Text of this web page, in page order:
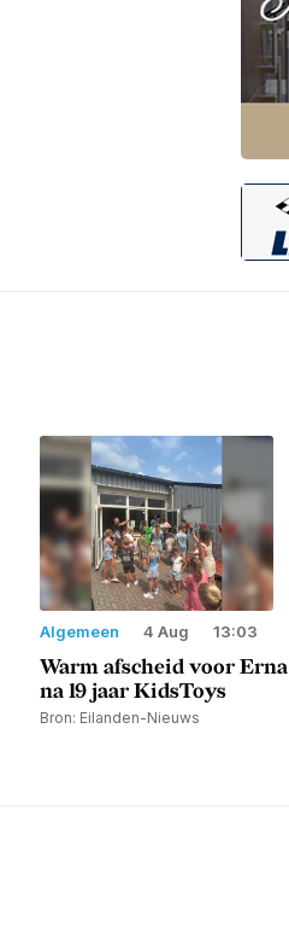
Algemeen 4 Aug 13:03
Warm afscheid voor Erna
na 19 jaar KidsToys
Bron: Eilanden-Nieuws